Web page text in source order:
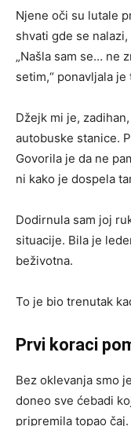
Njene oči su lutale
shvati gde se
„Našla sam se… ne
setim,“ ponavljala
Džejk mi je,
autobuske stanice.
Govorila je da ne
ni kako je dospela
Dodirnula sam joj
situacije. Bila je
beživotna.
To je bio trenutak
Prvi koraci
Bez oklevanja smo
doneo sve ćebadi
pripremila topao